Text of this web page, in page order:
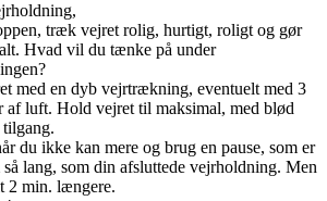
træk vejret rolig, hurtigt, roligt og gør
Hvad vil du tænke på under
med en dyb vejrtrækning, eventuelt med 3
af luft. Hold vejret til maksimal, med blød
du ikke kan mere og brug en pause, som er
lang, som din afsluttede vejrholdning. Men
2 min. længere.